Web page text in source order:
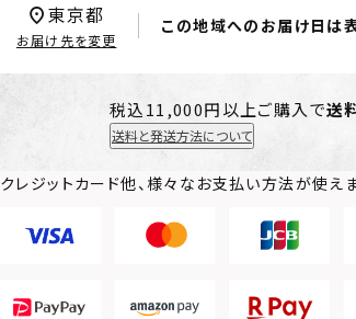
この地域へのお届け日は
東京都
お届け先を変更
税込11,000円以上ご購入で送
送料と発送方法について
クレジットカード他、様々なお支払い方法が使え